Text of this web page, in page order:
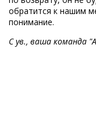
обратится к нашим
понимание.
С ув., ваша команда